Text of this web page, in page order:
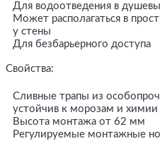
Для водоотведения в
Может располагаться в
у стены
Для безбарьерного доступа
Свойства:
Сливные трапы из
устойчив к морозам и химии
Высота монтажа от 62 мм
Регулируемые монтажные